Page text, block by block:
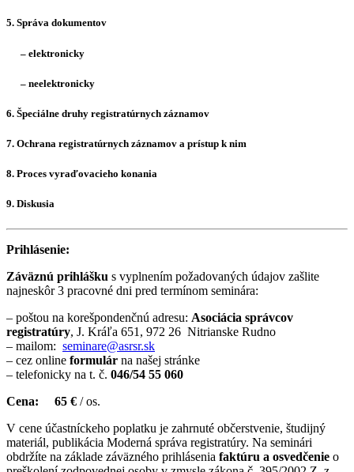
5. Správa dokumentov
– elektronicky
– neelektronicky
6. Špeciálne druhy registratúrnych záznamov
7. Ochrana registratúrnych záznamov a prístup k nim
8. Proces vyraďovacieho konania
9. Diskusia
Prihlásenie:
Záväznú prihlášku s vyplnením požadovaných údajov zašlite
najneskôr 3 pracovné dni pred termínom seminára:
– poštou na korešpondenčnú adresu: Asociácia správcov
registratúry, J. Kráľa 651, 972 26 Nitrianske Rudno
– mailom: seminare@asrsr.sk
– cez online formulár na našej stránke
– telefonicky na t. č. 046/54 55 060
Cena: 65 € / os.
V cene účastníckeho poplatku je zahrnuté občerstvenie, študijný
materiál, publikácia Moderná správa registratúry. Na seminári
obdržíte na základe záväzného prihlásenia faktúru a osvedčenie o